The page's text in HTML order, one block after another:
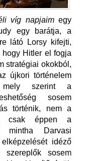
víg napjaimegy
egy barátja, a
látó Lorsy kifejti,
Hitler el fogja
stratégiai okokból,
újkori történelem
mely szerint a
sosem
történik, nem a
csak éppen a
mintha Darvasi
idéző
szereplők sosem